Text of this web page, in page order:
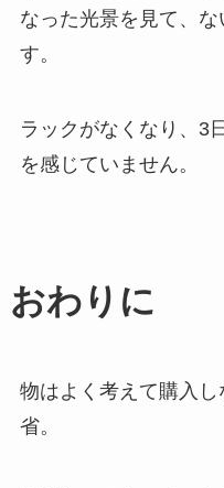
なった光景を見て、
す。
ラックがなくなり、3
を感じていません。
おわりに
物はよく考えて購入
省。